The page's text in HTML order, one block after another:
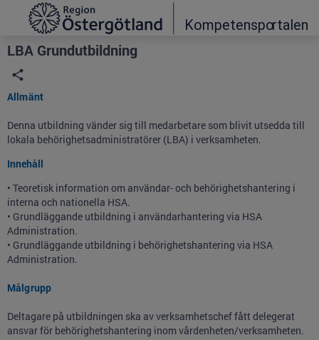
Grade
Portal
LBA Grundutbildning
Allmänt
Denna utbildning vänder sig till medarbetare som blivit utsedda till
lokala behörighetsadministratörer (LBA) i verksamheten.
Innehåll
• Teoretisk information om användar- och behörighetshantering i
interna och nationella HSA.
• Grundläggande utbildning i användarhantering via HSA
Administration.
• Grundläggande utbildning i behörighetshantering via HSA
Administration.
Målgrupp
Deltagare på utbildningen ska av verksamhetschef fått delegerat
ansvar för behörighetshantering inom vårdenheten/verksamheten.